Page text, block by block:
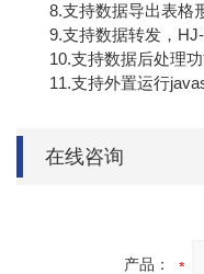
8.支持数据导出表格
9.支持数据转发，HJ-
10.支持数据后处理功
11.支持外置运行
在线咨询
产品：